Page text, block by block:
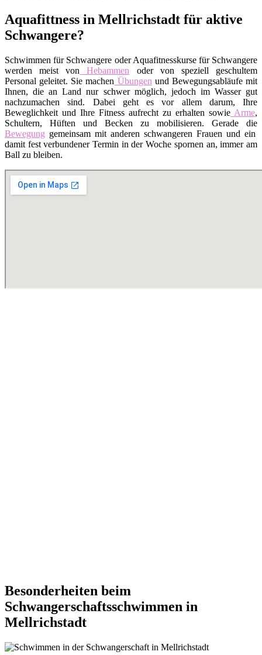
Aquafittness in Mellrichstadt für aktive
Schwangere?
Schwimmen für Schwangere oder Aquafitnesskurse für Schwangere
werden meist von Hebammen oder von speziell geschultem
Personal geleitet. Sie machen Übungen und Bewegungsabläufe mit
Ihnen, die an Land nur schwer möglich, jedoch im Wasser gut
nachzumachen sind. Dabei geht es vor allem darum, Ihre
Beweglichkeit und Ihre Fitness aufrecht zu erhalten sowie Arme,
Schultern, Hüften und Becken zu mobilisieren. Gerade die
Bewegung gemeinsam mit anderen schwangeren Frauen und ein
damit fest verbundener Termin in der Woche spornen an, immer am
Ball zu bleiben.
Besonderheiten beim
Schwangerschaftsschwimmen in
Mellrichstadt